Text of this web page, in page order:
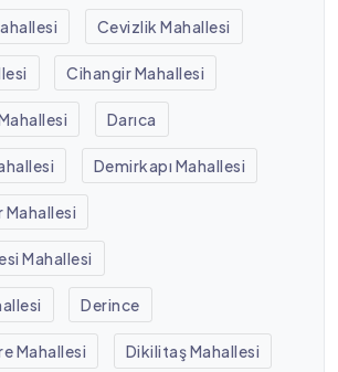
Cevizlik Mahallesi
Cihangir Mahallesi
Darıca
Demirkapı Mahallesi
Mahallesi
Derince
Mahallesi Dikilitaş Mahallesi